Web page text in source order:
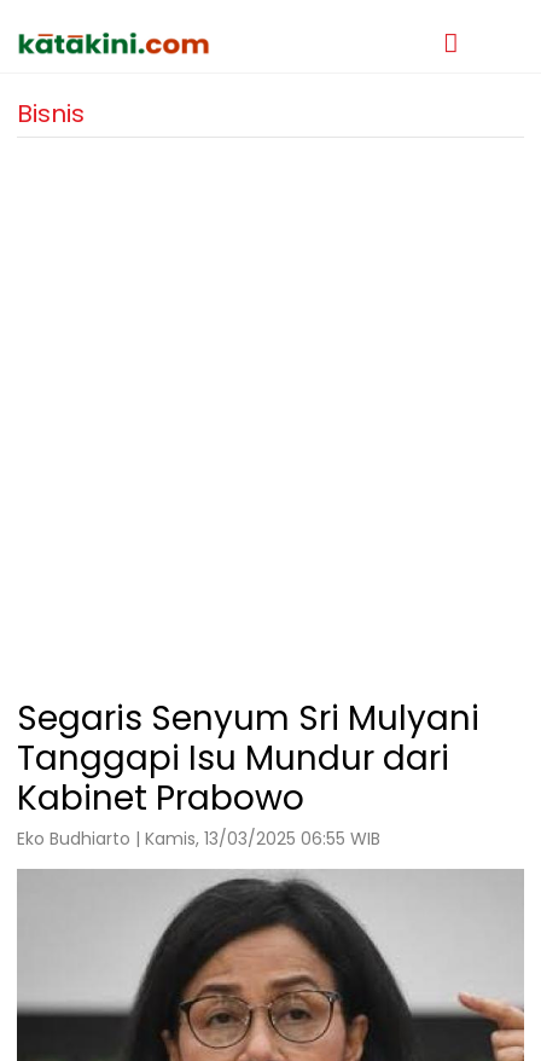
Bisnis
Segaris Senyum Sri Mulyani
Tanggapi Isu Mundur dari
Kabinet Prabowo
Eko Budhiarto | Kamis, 13/03/2025 06:55 WIB